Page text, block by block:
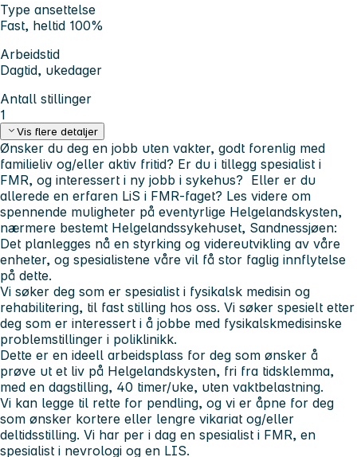
Type ansettelse
Fast, heltid 100%
Arbeidstid
Dagtid, ukedager
Antall stillinger
1
Vis flere detaljer
Ønsker du deg en jobb uten vakter, godt forenlig med
familieliv og/eller aktiv fritid? Er du i tillegg spesialist i
FMR, og interessert i ny jobb i sykehus? Eller er du
allerede en erfaren LiS i FMR-faget? Les videre om
spennende muligheter på eventyrlige Helgelandskysten,
nærmere bestemt Helgelandssykehuset, Sandnessjøen:
Det planlegges nå en styrking og videreutvikling av våre
enheter, og spesialistene våre vil få stor faglig innflytelse
på dette.
Vi søker deg som er spesialist i fysikalsk medisin og
rehabilitering, til fast stilling hos oss. Vi søker spesielt etter
deg som er interessert i å jobbe med fysikalskmedisinske
problemstillinger i poliklinikk.
Dette er en ideell arbeidsplass for deg som ønsker å
prøve ut et liv på Helgelandskysten, fri fra tidsklemma,
med en dagstilling, 40 timer/uke, uten vaktbelastning.
Vi kan legge til rette for pendling, og vi er åpne for deg
som ønsker kortere eller lengre vikariat og/eller
deltidsstilling. Vi har per i dag en spesialist i FMR, en
spesialist i nevrologi og en LIS.